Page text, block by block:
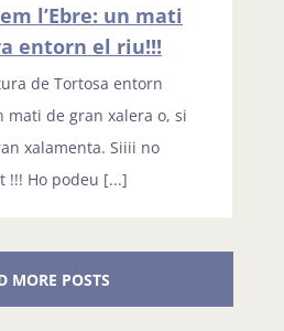
l’Ebre: un mati
entorn el riu!!!
de Tortosa entorn
mati de gran xalera o, si
xalamenta. Siiii no
!!! Ho podeu [...]
MORE POSTS